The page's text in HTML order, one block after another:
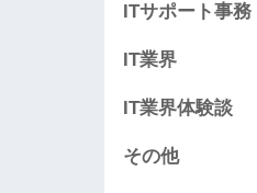
ITサポート事務
IT業界
IT業界体験談
その他